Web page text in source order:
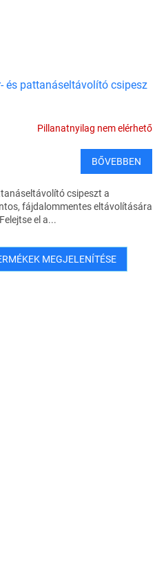
és pattanáseltávolító csipesz
Pillanatnyilag nem elérhető
BŐVEBBEN
csipeszt a
fájdalommentes eltávolítására
el a...
MEGJELENÍTÉSE